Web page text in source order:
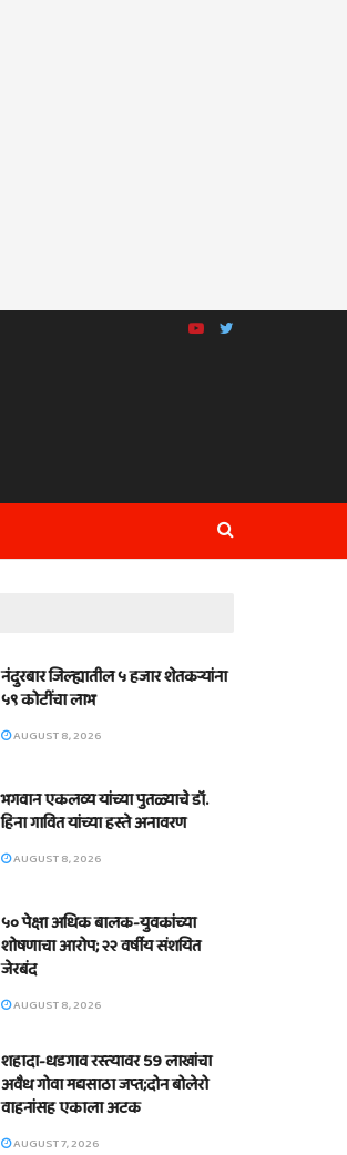
नंदुरबार जिल्ह्यातील ५ हजार शेतकऱ्यांना
५९ कोटींचा लाभ
AUGUST 8, 2026
भगवान एकलव्य यांच्या पुतळ्याचे डॉ.
हिना गावित यांच्या हस्ते अनावरण
AUGUST 8, 2026
५० पेक्षा अधिक बालक-युवकांच्या
शोषणाचा आरोप; २२ वर्षीय संशयित
जेरबंद
AUGUST 8, 2026
शहादा-धडगाव रस्त्यावर 59 लाखांचा
अवैध गोवा मद्यसाठा जप्त;दोन बोलेरो
वाहनांसह एकाला अटक
AUGUST 7, 2026